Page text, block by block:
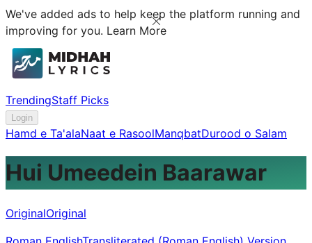
We've added ads to help keep the platform running and
improving for you. Learn More
TrendingStaff Picks
Login
Hamd e Ta'alaNaat e RasoolManqbatDurood o Salam
Hui Umeedein Baarawar
OriginalOriginal